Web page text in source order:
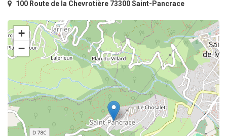
100 Route de la Chevrotière 73300 Saint-Pancrace
+
−